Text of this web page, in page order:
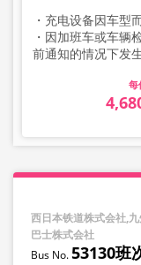
・充电设备因车型
・因加班车或车辆
前通知的情况下发
西日本铁道株式会社,
巴士株式会社
53130班